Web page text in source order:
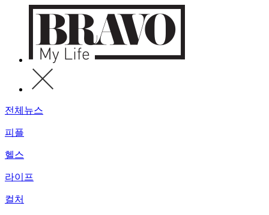
전체뉴스
피플
헬스
라이프
컬처